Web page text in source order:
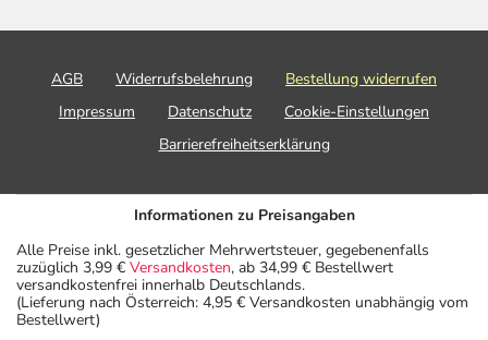
AGB Widerrufsbelehrung
Bestellung widerrufen
Impressum
Datenschutz
Cookie-Einstellungen
Barrierefreiheitserklärung
Informationen zu Preisangaben
Alle Preise inkl. gesetzlicher Mehrwertsteuer, gegebenenfalls
zuzüglich 3,99 € Versandkosten, ab 34,99 € Bestellwert
versandkostenfrei innerhalb Deutschlands.
(Lieferung nach Österreich: 4,95 € Versandkosten unabhängig vom
Bestellwert)